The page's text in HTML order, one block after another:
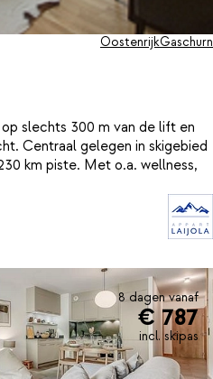
OostenrijkGaschurn
slechts 300 m van de lift en
Centraal gelegen in skigebied
km piste. Met o.a. wellness,
8 dagen vanaf
€ 787
incl. skipas